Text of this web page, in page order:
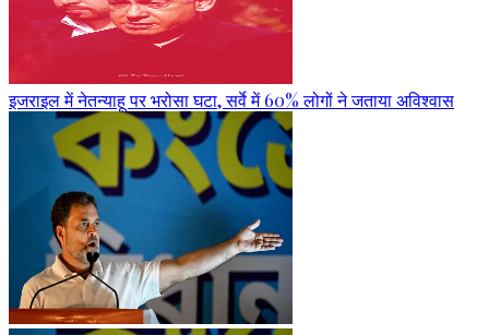
इजराइल में नेतन्याहू पर भरोसा घटा, सर्वे में 60% लोगों ने जताया अविश्वास